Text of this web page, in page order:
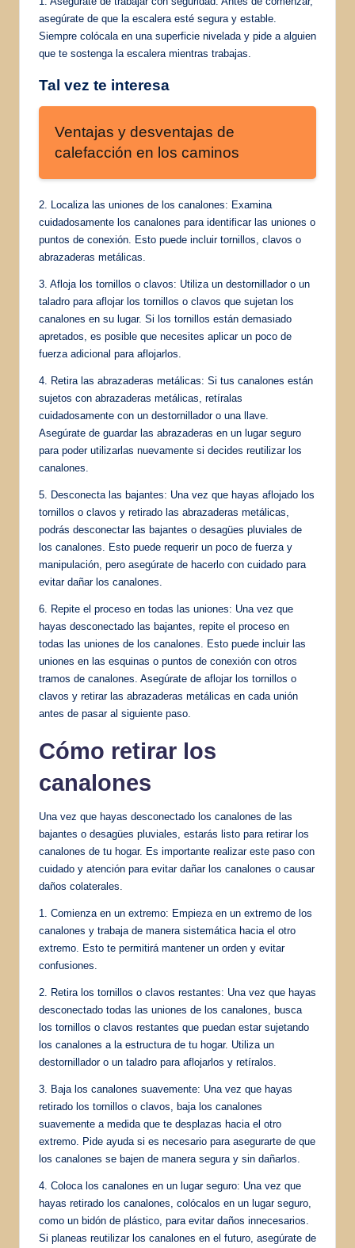
asegúrate de que la escalera esté segura y estable.
Siempre colócala en una superficie nivelada y pide a alguien
que te sostenga la escalera mientras trabajas.
Tal vez te interesa
Ventajas y desventajas de
calefacción en los caminos
2. Localiza las uniones de los canalones: Examina
cuidadosamente los canalones para identificar las uniones o
puntos de conexión. Esto puede incluir tornillos, clavos o
abrazaderas metálicas.
3. Afloja los tornillos o clavos: Utiliza un destornillador o un
taladro para aflojar los tornillos o clavos que sujetan los
canalones en su lugar. Si los tornillos están demasiado
apretados, es posible que necesites aplicar un poco de
fuerza adicional para aflojarlos.
4. Retira las abrazaderas metálicas: Si tus canalones están
sujetos con abrazaderas metálicas, retíralas
cuidadosamente con un destornillador o una llave.
Asegúrate de guardar las abrazaderas en un lugar seguro
para poder utilizarlas nuevamente si decides reutilizar los
canalones.
5. Desconecta las bajantes: Una vez que hayas aflojado los
tornillos o clavos y retirado las abrazaderas metálicas,
podrás desconectar las bajantes o desagües pluviales de
los canalones. Esto puede requerir un poco de fuerza y ​​
manipulación, pero asegúrate de hacerlo con cuidado para
evitar dañar los canalones.
6. Repite el proceso en todas las uniones: Una vez que
hayas desconectado las bajantes, repite el proceso en
todas las uniones de los canalones. Esto puede incluir las
uniones en las esquinas o puntos de conexión con otros
tramos de canalones. Asegúrate de aflojar los tornillos o
clavos y retirar las abrazaderas metálicas en cada unión
antes de pasar al siguiente paso.
Cómo retirar los
canalones
Una vez que hayas desconectado los canalones de las
bajantes o desagües pluviales, estarás listo para retirar los
canalones de tu hogar. Es importante realizar este paso con
cuidado y atención para evitar dañar los canalones o causar
daños colaterales.
1. Comienza en un extremo: Empieza en un extremo de los
canalones y trabaja de manera sistemática hacia el otro
extremo. Esto te permitirá mantener un orden y evitar
confusiones.
2. Retira los tornillos o clavos restantes: Una vez que hayas
desconectado todas las uniones de los canalones, busca
los tornillos o clavos restantes que puedan estar sujetando
los canalones a la estructura de tu hogar. Utiliza un
destornillador o un taladro para aflojarlos y retíralos.
3. Baja los canalones suavemente: Una vez que hayas
retirado los tornillos o clavos, baja los canalones
suavemente a medida que te desplazas hacia el otro
extremo. Pide ayuda si es necesario para asegurarte de que
los canalones se bajen de manera segura y sin dañarlos.
4. Coloca los canalones en un lugar seguro: Una vez que
hayas retirado los canalones, colócalos en un lugar seguro,
como un bidón de plástico, para evitar daños innecesarios.
Si planeas reutilizar los canalones en el futuro, asegúrate de